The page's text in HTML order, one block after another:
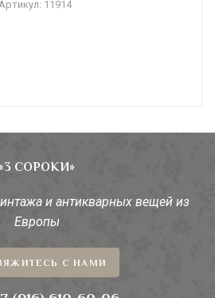
11914
СОРОКИ»
и антикварных вещей из
Европы
С НАМИ